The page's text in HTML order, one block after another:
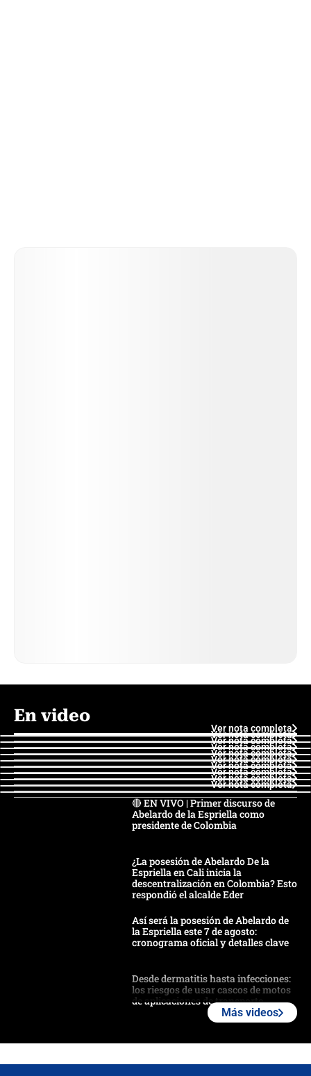
En video
Ver nota completa
Ver nota completa
Ver nota completa
Ver nota completa
Ver nota completa
Ver nota completa
Ver nota completa
Ver nota completa
Ver nota completa
Ver nota completa
🔴 EN VIVO | Primer discurso de
Abelardo de la Espriella como
presidente de Colombia
¿La posesión de Abelardo De la
Espriella en Cali inicia la
descentralización en Colombia? Esto
respondió el alcalde Eder
Así será la posesión de Abelardo de
la Espriella este 7 de agosto:
cronograma oficial y detalles clave
Desde dermatitis hasta infecciones:
los riesgos de usar cascos de motos
de aplicaciones de transporte
Más videos